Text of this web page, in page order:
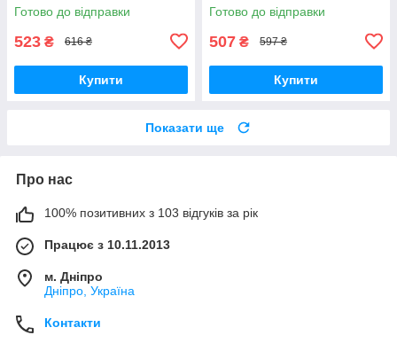
Готово до відправки
523 ₴ 616 ₴
Купити
Готово до відправки
507 ₴ 597 ₴
Купити
Показати ще
Про нас
100% позитивних з 103 відгуків за рік
Працює з 10.11.2013
м. Дніпро
Дніпро, Україна
Контакти